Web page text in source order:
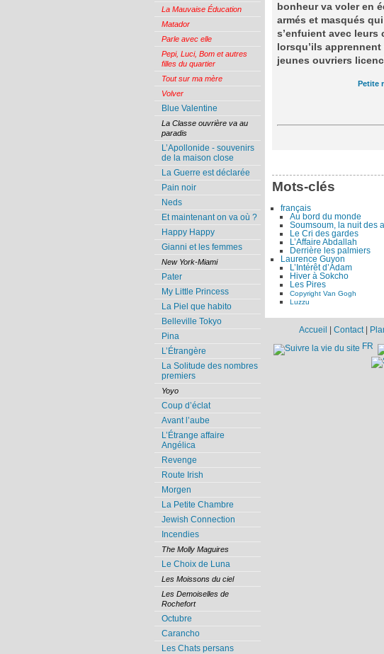
bonheur va voler en
armés et masqués
s’enfuient avec
lorsqu’ils
jeunes ouvriers
Petite
Mots-clés
français
Au bord du monde
Soumsoum, la nuit des
Le Cri des gardes
L’Affaire Abdallah
Derrière les palmiers
Laurence Guyon
L’Intérêt d’Adam
Hiver à Sokcho
Les Pires
Copyright Van Gogh
Luzzu
La Mauvaise Éducation
Matador
Parle avec elle
Pepi, Luci, Bom et autres
filles du quartier
Tout sur ma mère
Volver
Blue Valentine
La Classe ouvrière va au
paradis
L’Apollonide - souvenirs
de la maison close
La Guerre est déclarée
Pain noir
Neds
Et maintenant on va où ?
Happy Happy
Gianni et les femmes
New York-Miami
Pater
My Little Princess
La Piel que habito
Belleville Tokyo
Pina
L’Étrangère
La Solitude des nombres
premiers
Yoyo
Coup d’éclat
Avant l’aube
L’Étrange affaire
Angélica
Revenge
Route Irish
Morgen
La Petite Chambre
Jewish Connection
Incendies
The Molly Maguires
Le Choix de Luna
Les Moissons du ciel
Les Demoiselles de
Rochefort
Octubre
Carancho
Les Chats persans
Accueil Contact
FR